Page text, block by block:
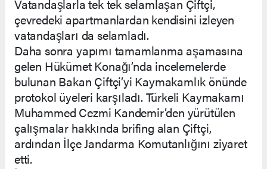
Vatandaşlarla tek tek selamlaşan Çiftçi,
çevredeki apartmanlardan kendisini izleyen
vatandaşları da selamladı.
Daha sonra yapımı tamamlanma aşamasına
gelen Hükümet Konağı’nda incelemelerde
bulunan Bakan Çiftçi’yi Kaymakamlık önünde
protokol üyeleri karşıladı. Türkeli Kaymakamı
Muhammed Cezmi Kandemir’den yürütülen
çalışmalar hakkında brifing alan Çiftçi,
ardından İlçe Jandarma Komutanlığını ziyaret
etti.